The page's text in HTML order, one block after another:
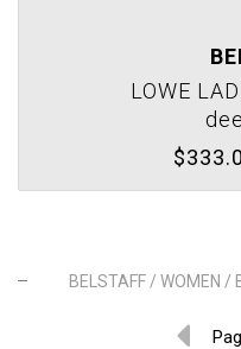
LOWE
BELSTAFF / WOMEN /